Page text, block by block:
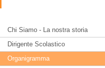
Chi Siamo - La nostra storia
Dirigente Scolastico
Organigramma